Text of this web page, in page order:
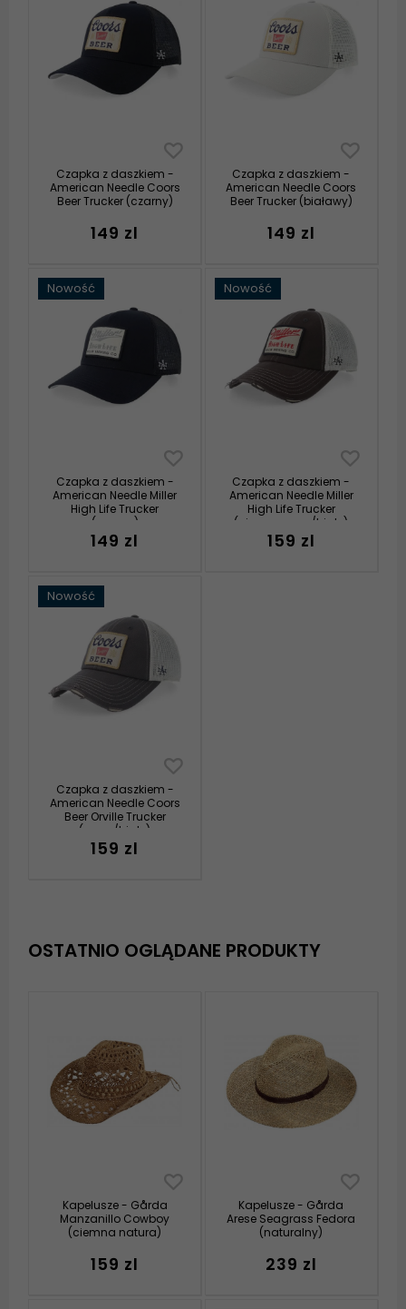
Czapka z daszkiem -
American Needle Coors
Beer Trucker (czarny)
149 zl
Czapka z daszkiem -
American Needle Coors
Beer Trucker (białawy)
149 zl
Nowość
Czapka z daszkiem -
American Needle Miller
High Life Trucker
(czarny)
149 zl
Nowość
Czapka z daszkiem -
American Needle Miller
High Life Trucker
(ciemnoszary/biały)
159 zl
Nowość
Czapka z daszkiem -
American Needle Coors
Beer Orville Trucker
(szary/biały)
159 zl
OSTATNIO OGLĄDANE PRODUKTY
Kapelusze - Gårda
Manzanillo Cowboy
(ciemna natura)
159 zl
Kapelusze - Gårda
Arese Seagrass Fedora
(naturalny)
239 zl